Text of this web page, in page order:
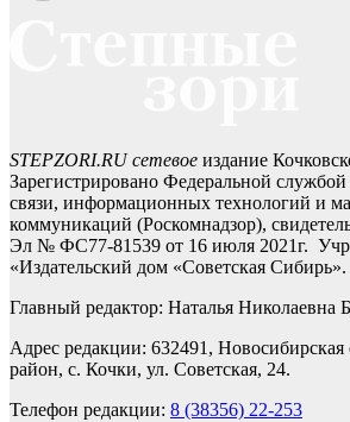
STEPZORI.RU сетевое издание
Зарегистрировано Федеральной
связи, информационных технологий и
коммуникаций (Роскомнадзор),
Эл № ФС77-81539 от 16 июля 2021г.
«Издательский дом «Советская Сибирь».
Главный редактор: Наталья Николаевна
Адрес редакции: 632491, Новосибирская
район, с. Кочки, ул. Советская, 24.
Телефон редакции: 8 (38356) 22-253